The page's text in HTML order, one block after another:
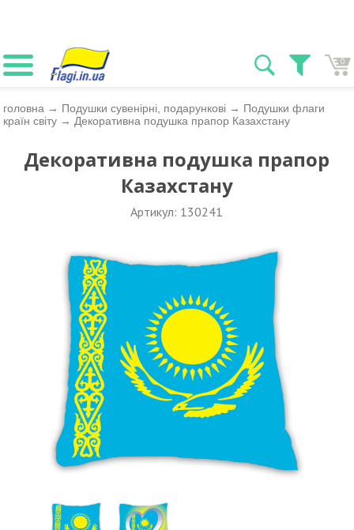
0
головна → Подушки сувенірні, подарункові → Подушки флаги
країн світу → Декоративна подушка прапор Казахстану
Декоративна подушка прапор
Казахстану
Артикул: 130241